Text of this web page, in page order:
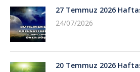
27 Temmuz 2026
24/07/2026
20 Temmuz 2026